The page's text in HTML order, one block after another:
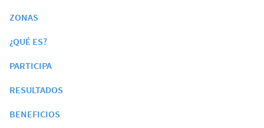
ZONAS
¿QUÉ ES?
PARTICIPA
RESULTADOS
BENEFICIOS